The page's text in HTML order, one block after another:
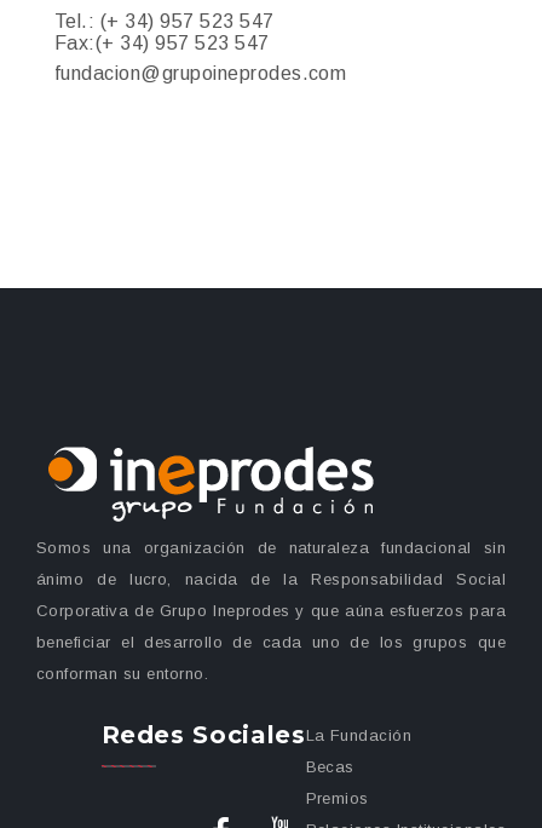
Tel.: (+ 34)957 523 547
Fax:(+ 34)957 523 547
fundacion@grupoineprodes.com
Somos una organización de naturaleza fundacional sin
ánimo de lucro, nacida de la Responsabilidad Social
Corporativa de Grupo Ineprodes y que aúna esfuerzos para
beneficiar el desarrollo de cada uno de los grupos que
conforman su entorno.
La Fundación
Becas
Premios
Redes Sociales